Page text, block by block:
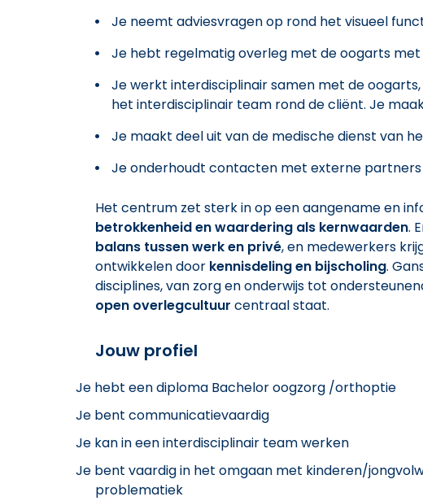
Je neemt adviesvragen op rond het visueel
Je hebt regelmatig overleg met de oogarts
Je werkt interdisciplinair samen met de
het interdisciplinair team rond de cliënt. Je
Je maakt deel uit van de medische dienst van
Je onderhoudt contacten met externe partners
Het centrum zet sterk in op een aangename en
betrokkenheid en waardering als kernwaarden.
balans tussen werk en privé, en medewerkers
ontwikkelen door kennisdeling en bijscholing.
disciplines, van zorg en onderwijs tot
open overlegcultuur centraal staat.
Jouw profiel
Je hebt een diploma Bachelor oogzorg /orthoptie
Je bent communicatievaardig
Je kan in een interdisciplinair team werken
Je bent vaardig in het omgaan met kinderen/
problematiek